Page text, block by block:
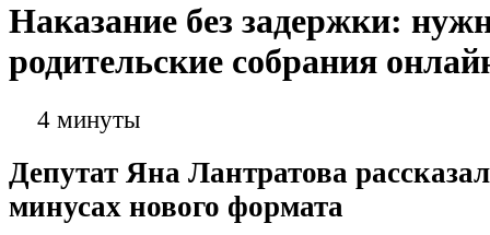
Наказание без задержки:
родительские собрания
4 минуты
Депутат Яна Лантратова
минусах нового формата